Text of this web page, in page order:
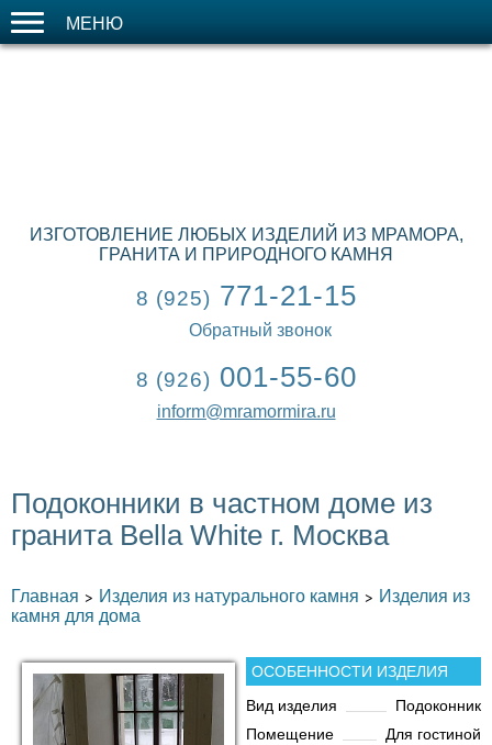
МЕНЮ
ИЗГОТОВЛЕНИЕ ЛЮБЫХ ИЗДЕЛИЙ ИЗ МРАМОРА,
ГРАНИТА И ПРИРОДНОГО КАМНЯ
8 (925) 771-21-15
Обратный звонок
8 (926) 001-55-60
inform@mramormira.ru
Подоконники в частном доме из
гранита Bella White г. Москва
Главная > Изделия из натурального камня > Изделия из
камня для дома
ОСОБЕННОСТИ ИЗДЕЛИЯ
Вид изделия
Подоконник
Помещение
Для гостиной